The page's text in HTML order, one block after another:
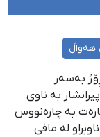
هەواڵ
۱۴۰۵؛ سەرەڕای تێپەڕبوونی ١٠ ڕۆژ بەسەر
بە ناوی
بە چارەنووس
لە مافی